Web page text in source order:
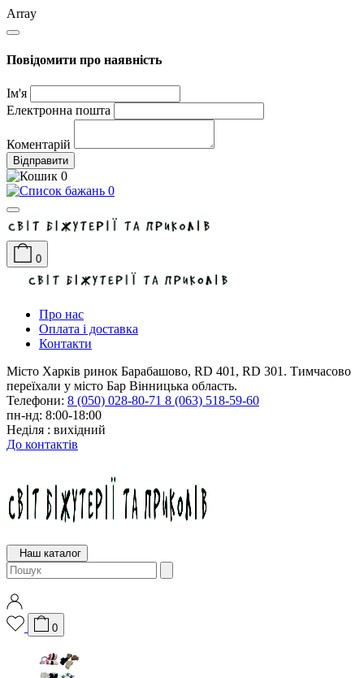
Array
Повідомити про наявність
Ім'я
Електронна пошта
Коментарій
Відправити
0
0
0
Про нас
Оплата і доставка
Контакти
Місто Харків ринок Барабашово, RD 401, RD 301. Тимчасово
переїхали у місто Бар Вінницька область.
Телефони: 8 (050) 028-80-71 8 (063) 518-59-60
пн-нд: 8:00-18:00
Неділя : вихідний
До контактів
Наш каталог
0